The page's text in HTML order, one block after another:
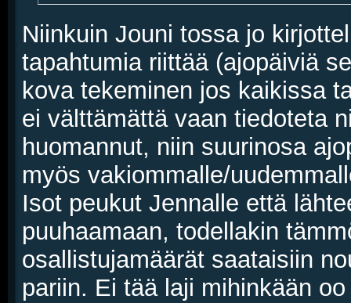
Niinkuin Jouni tossa jo
tapahtumia riittää (ajopäiviä
kova tekeminen jos kaikissa
ei välttämättä vaan tiedoteta
huomannut, niin suurinosa
myös vakiommalle/
Isot peukut Jennalle että
puuhaamaan, todellakin
osallistujamäärät saataisiin
pariin. Ei tää laji mihinkään